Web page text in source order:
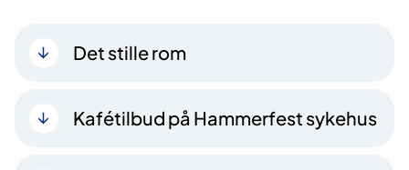
Det stille rom
Kafétilbud på Hammerfest sykehus